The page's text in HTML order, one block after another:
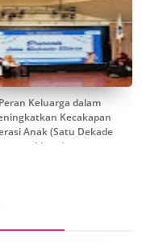
Peran Keluarga dalam
Kecakapan
Anak (Satu Dekade
Litara)